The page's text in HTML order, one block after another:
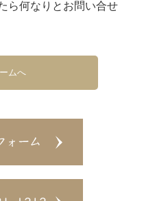
ら何なりとお問い合せ
ムへ